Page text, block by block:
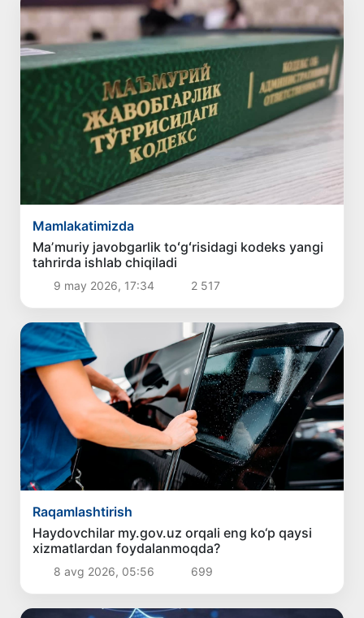
Mamlakatimizda
Maʼmuriy javobgarlik toʻgʻrisidagi kodeks yangi
tahrirda ishlab chiqiladi
9 may 2026, 17:34 2 517
Raqamlashtirish
Haydovchilar my.gov.uz orqali eng ko‘p qaysi
xizmatlardan foydalanmoqda?
8 avg 2026, 05:56 699